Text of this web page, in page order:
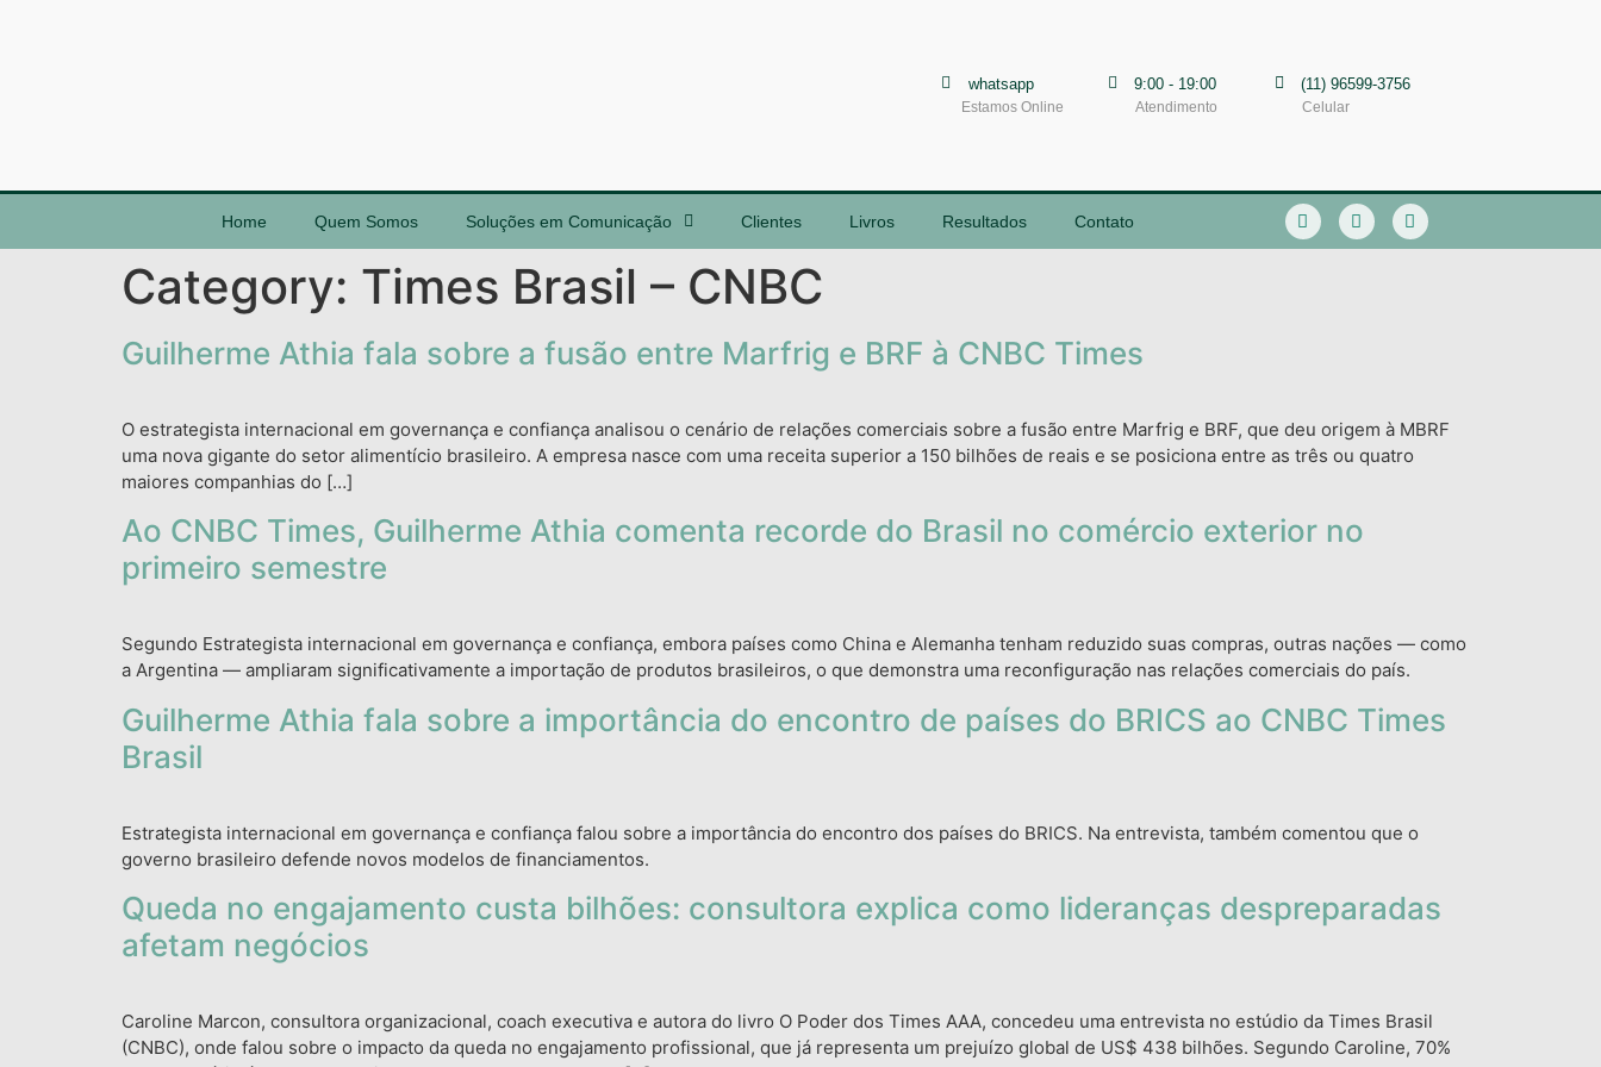
whatsapp
Estamos Online
9:00 - 19:00
Atendimento
(11) 96599-3756
Celular
Home Quem Somos Soluções em Comunicação Clientes Livros Resultados Contato
Category: Times Brasil – CNBC
Guilherme Athia fala sobre a fusão entre Marfrig e BRF à CNBC Times
O estrategista internacional em governança e confiança analisou o cenário de relações comerciais sobre a fusão entre Marfrig e BRF, que deu origem à MBRF
uma nova gigante do setor alimentício brasileiro. A empresa nasce com uma receita superior a 150 bilhões de reais e se posiciona entre as três ou quatro
maiores companhias do […]
Ao CNBC Times, Guilherme Athia comenta recorde do Brasil no comércio exterior no
primeiro semestre
Segundo Estrategista internacional em governança e confiança, embora países como China e Alemanha tenham reduzido suas compras, outras nações — como
a Argentina — ampliaram significativamente a importação de produtos brasileiros, o que demonstra uma reconfiguração nas relações comerciais do país.
Guilherme Athia fala sobre a importância do encontro de países do BRICS ao CNBC Times
Brasil
Estrategista internacional em governança e confiança falou sobre a importância do encontro dos países do BRICS. Na entrevista, também comentou que o
governo brasileiro defende novos modelos de financiamentos.
Queda no engajamento custa bilhões: consultora explica como lideranças despreparadas
afetam negócios
Caroline Marcon, consultora organizacional, coach executiva e autora do livro O Poder dos Times AAA, concedeu uma entrevista no estúdio da Times Brasil
(CNBC), onde falou sobre o impacto da queda no engajamento profissional, que já representa um prejuízo global de US$ 438 bilhões. Segundo Caroline, 70%